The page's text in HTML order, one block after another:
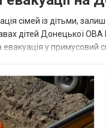
сімей із дітьми,
дітей Донецької
у примусовий